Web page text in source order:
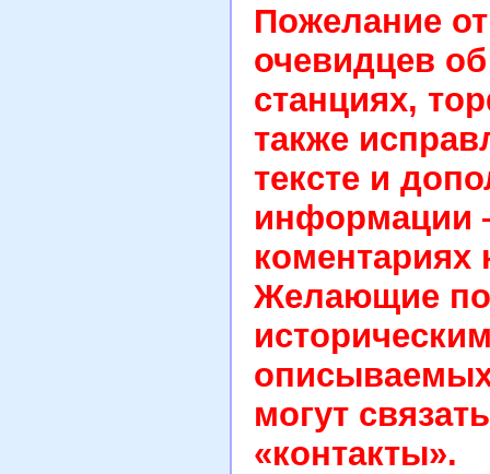
Пожелание
очевидцев
станциях,
также
тексте и
информации
Желающие
могут
«контакты».